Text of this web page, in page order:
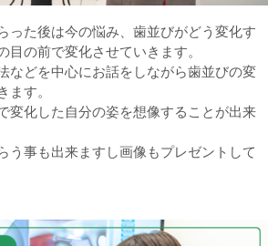
った後は今の悩み、歯並びがどう変化す
目の前で変化させていきます。
などを中心にお話をしながら歯並びの変
す。
変化した自分の姿を想像することが出来
う事も出来ますし画像もプレゼントして